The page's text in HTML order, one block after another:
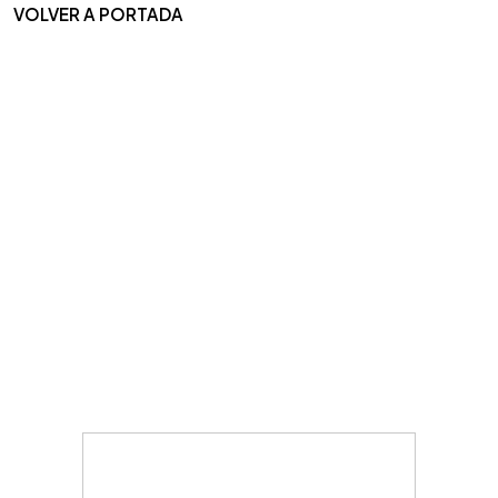
VOLVER A PORTADA